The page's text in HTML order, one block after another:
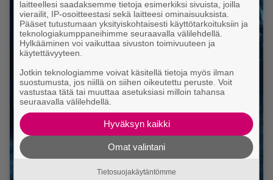
laitteellesi saadaksemme tietoja esimerkiksi sivuista, joilla
vierailit, IP-osoitteestasi sekä laitteesi ominaisuuksista.
Pääset tutustumaan yksityiskohtaisesti käyttötarkoituksiin ja
teknologiakumppaneihimme seuraavalla välilehdellä.
Hylkääminen voi vaikuttaa sivuston toimivuuteen ja
käytettävyyteen.
Jotkin teknologiamme voivat käsitellä tietoja myös ilman
suostumusta, jos niillä on siihen oikeutettu peruste. Voit
vastustaa tätä tai muuttaa asetuksiasi milloin tahansa
seuraavalla välilehdellä.
Hyväksyn kaikki
Omat valintani
Tietosuojakäytäntömme